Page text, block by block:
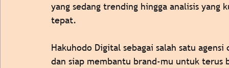
yang sedang trending hingga analisis
tepat.
Hakuhodo Digital sebagai salah satu
dan siap membantu brand-mu untuk